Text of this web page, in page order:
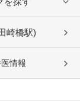
崎橋駅)
情報